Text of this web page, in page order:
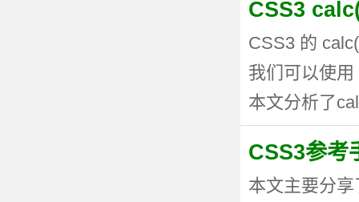
CSS3
CSS3 的
我们可以使
本文分析了
CSS3参考
本文主要分